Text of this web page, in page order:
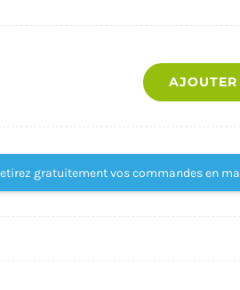
LIVRES VIE
gratuitement vos commandes en